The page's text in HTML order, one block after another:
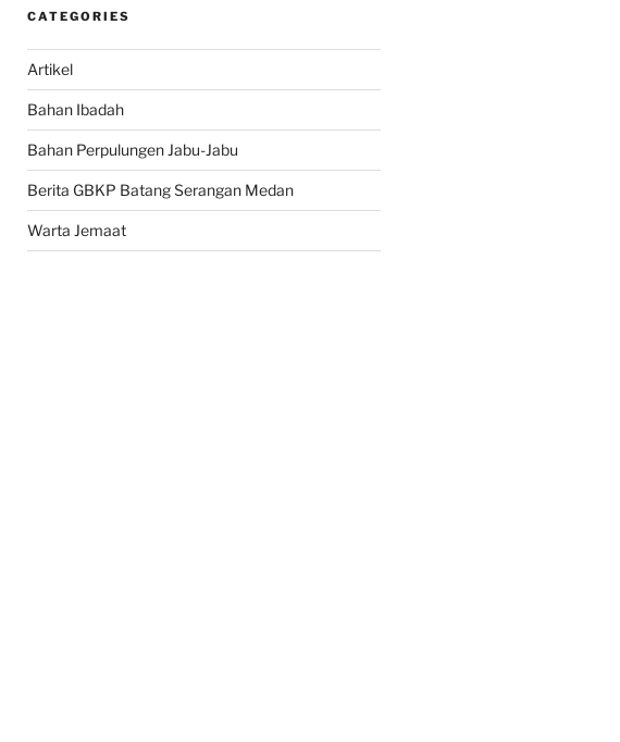
CATEGORIES
Artikel
Bahan Ibadah
Bahan Perpulungen Jabu-Jabu
Berita GBKP Batang Serangan Medan
Warta Jemaat